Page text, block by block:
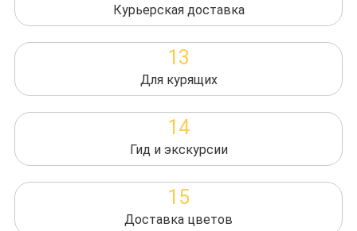
Курьерская доставка
13
Для курящих
14
Гид и экскурсии
15
Доставка цветов